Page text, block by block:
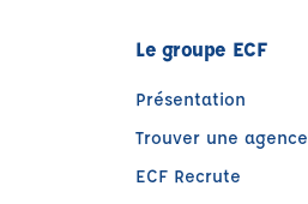
Le groupe ECF
Présentation
Trouver une agence
ECF Recrute